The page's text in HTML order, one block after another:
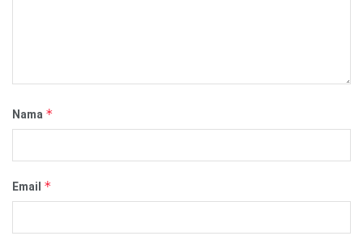
Nama *
Email *